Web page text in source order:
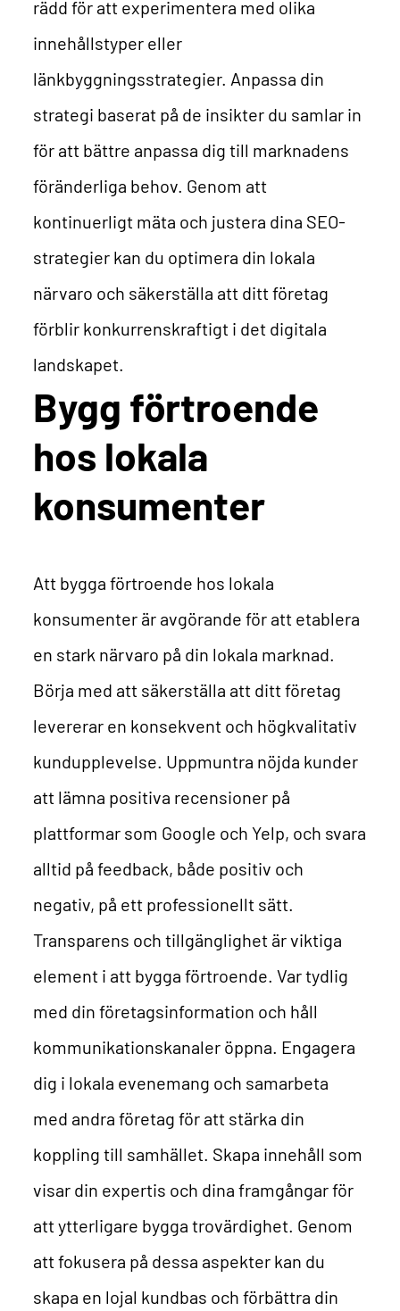
rädd för att experimentera med olika
innehållstyper eller
länkbyggningsstrategier. Anpassa din
strategi baserat på de insikter du samlar in
för att bättre anpassa dig till marknadens
föränderliga behov. Genom att
kontinuerligt mäta och justera dina SEO-
strategier kan du optimera din lokala
närvaro och säkerställa att ditt företag
förblir konkurrenskraftigt i det digitala
landskapet.
Bygg förtroende
hos lokala
konsumenter
Att bygga förtroende hos lokala
konsumenter är avgörande för att etablera
en stark närvaro på din lokala marknad.
Börja med att säkerställa att ditt företag
levererar en konsekvent och högkvalitativ
kundupplevelse. Uppmuntra nöjda kunder
att lämna positiva recensioner på
plattformar som Google och Yelp, och svara
alltid på feedback, både positiv och
negativ, på ett professionellt sätt.
Transparens och tillgänglighet är viktiga
element i att bygga förtroende. Var tydlig
med din företagsinformation och håll
kommunikationskanaler öppna. Engagera
dig i lokala evenemang och samarbeta
med andra företag för att stärka din
koppling till samhället. Skapa innehåll som
visar din expertis och dina framgångar för
att ytterligare bygga trovärdighet. Genom
att fokusera på dessa aspekter kan du
skapa en lojal kundbas och förbättra din